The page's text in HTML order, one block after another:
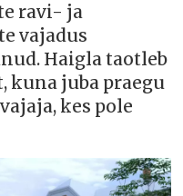
ravi- ja
vajadus
Haigla taotleb
kuna juba praegu
kes pole